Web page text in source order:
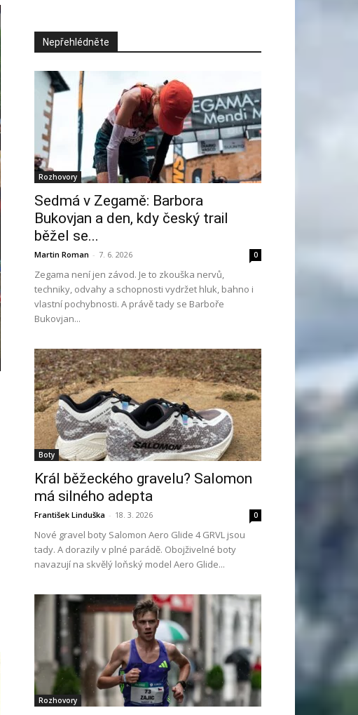
Nepřehlédněte
Rozhovory
Sedmá v Zegamě: Barbora
Bukovjan a den, kdy český trail
běžel se...
Martin Roman - 7. 6. 2026 0
Zegama není jen závod. Je to zkouška nervů,
techniky, odvahy a schopnosti vydržet hluk, bahno i
vlastní pochybnosti. A právě tady se Barboře
Bukovjan...
Boty
Král běžeckého gravelu? Salomon
má silného adepta
František Linduška - 18. 3. 2026 0
Nové gravel boty Salomon Aero Glide 4 GRVL jsou
tady. A dorazily v plné parádě. Obojživelné boty
navazují na skvělý loňský model Aero Glide...
Rozhovory